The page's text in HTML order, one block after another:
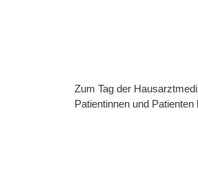
Zum Tag der
Patientinnen und